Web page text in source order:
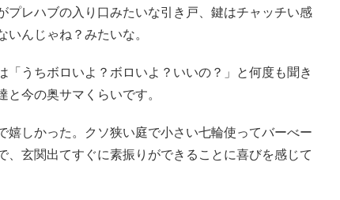
プレハブの入り口みたいな引き戸、鍵はチャッチい感
んじゃね？みたいな。
うちボロいよ？ボロいよ？いいの？」と何度も聞き
今の奥サマくらいです。
嬉しかった。クソ狭い庭で小さい七輪使ってバーべー
玄関出てすぐに素振りができることに喜びを感じて